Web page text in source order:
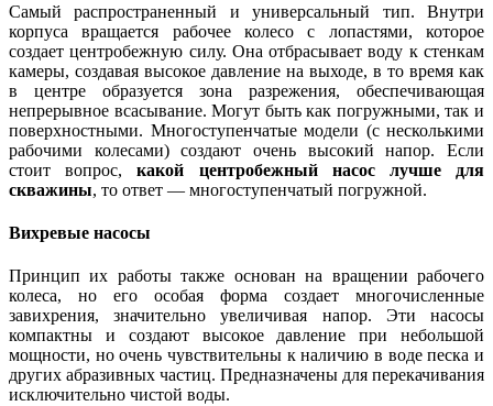
Самый распространенный и универсальный тип. Внутри
корпуса вращается рабочее колесо с лопастями, которое
создает центробежную силу. Она отбрасывает воду к стенкам
камеры, создавая высокое давление на выходе, в то время как
в центре образуется зона разрежения, обеспечивающая
непрерывное всасывание. Могут быть как погружными, так и
поверхностными. Многоступенчатые модели (с несколькими
рабочими колесами) создают очень высокий напор. Если
стоит вопрос,какой центробежный насос лучше для
скважины, то ответ — многоступенчатый погружной.
Вихревые насосы
Принцип их работы также основан на вращении рабочего
колеса, но его особая форма создает многочисленные
завихрения, значительно увеличивая напор. Эти насосы
компактны и создают высокое давление при небольшой
мощности, но очень чувствительны к наличию в воде песка и
других абразивных частиц. Предназначены для перекачивания
исключительно чистой воды.